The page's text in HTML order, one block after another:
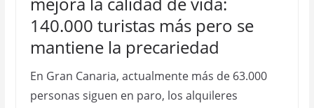
140.000 turistas más pero se
mantiene la precariedad
En Gran Canaria, actualmente más de 63.000
personas siguen en paro, los alquileres